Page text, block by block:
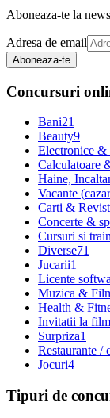
Aboneaza-te la
Adresa de email
Aboneaza-te
Concursuri
Bani21
Beauty9
Electronice &
Calculatoare
Haine,
Vacante
Carti &
Concerte &
Cursuri si
Diverse71
Jucarii1
Licente
Muzica &
Health &
Invitatii la
Surpriza1
Restaurante /
Jocuri4
Tipuri de